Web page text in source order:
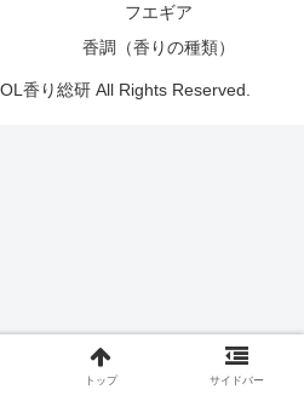
フエギア
香調（香りの種類）
香り総研 All Rights Reserved.
トップ サイドバー